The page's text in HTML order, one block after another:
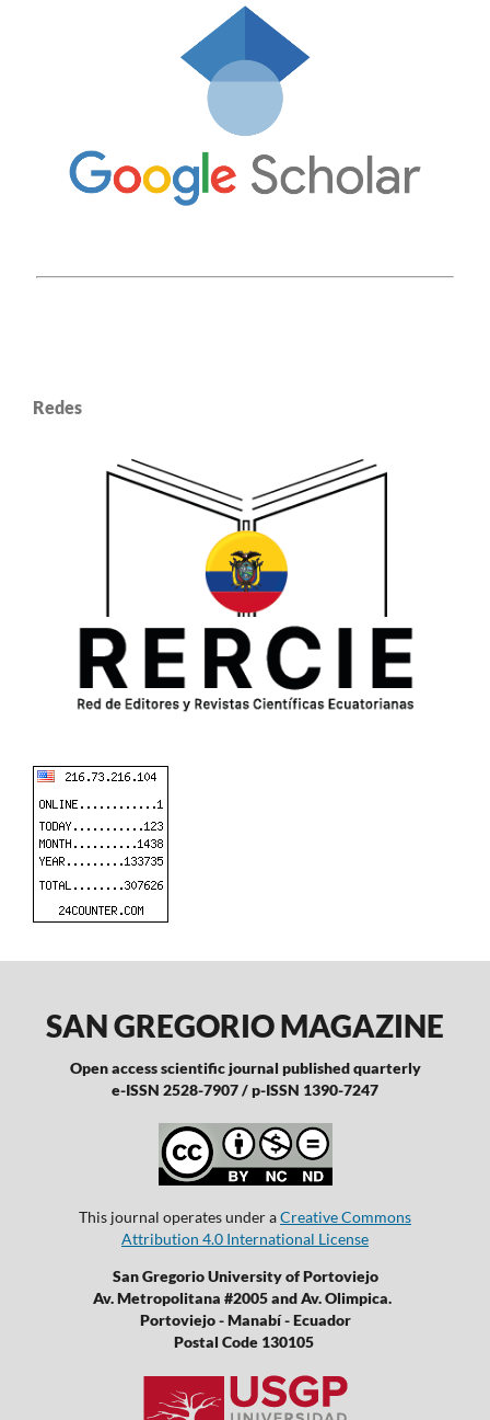
Redes
SAN GREGORIO MAGAZINE
Open access scientific journal published quarterly
e-ISSN 2528-7907 / p-ISSN 1390-7247
This journal operates under aCreative Commons
Attribution 4.0 International License
San Gregorio University of Portoviejo
Av. Metropolitana #2005 and Av. Olimpica.
Portoviejo - Manabí - Ecuador
Postal Code 130105